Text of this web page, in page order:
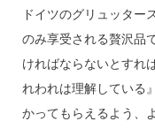
ドイツのグリュッター
のみ享受される贅沢品
ければならないとすれ
れわれは理解している
かってもらえるよう、